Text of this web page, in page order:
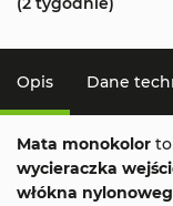
Opis Dane
Mata monokolor
wycieraczka
włókna